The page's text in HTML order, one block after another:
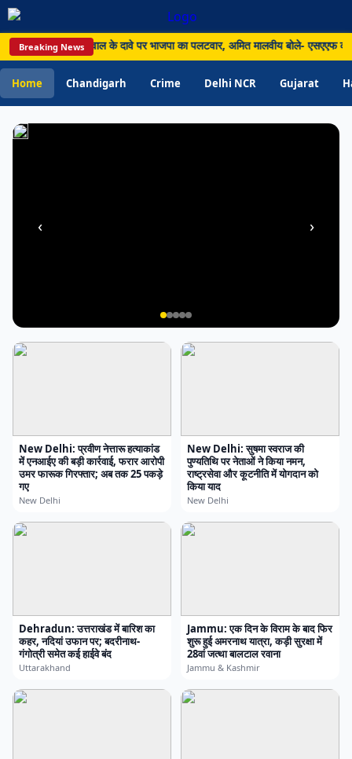
Breaking News
मिलाने के केजरीवाल के दावे पर भाजपा का पलटवार, अमित मालवीय बोले- एसएएफ को
Home Chandigarh Crime Delhi NCR Gujarat
‹ ›
लेकर
फैलाई
जा
रही
गलतफहमी
New Delhi: प्रवीण नेत्तारू हत्याकांड
में एनआईए की बड़ी कार्रवाई, फरार आरोपी
उमर फारूक गिरफ्तार; अब तक 25 पकड़े
गए
New Delhi
New Delhi: सुषमा स्वराज की
पुण्यतिथि पर नेताओं ने किया नमन,
राष्ट्रसेवा और कूटनीति में योगदान को
किया याद
New Delhi
Dehradun: उत्तराखंड में बारिश का
कहर, नदियां उफान पर; बदरीनाथ-
गंगोत्री समेत कई हाईवे बंद
Uttarakhand
Jammu: एक दिन के विराम के बाद फिर
शुरू हुई अमरनाथ यात्रा, कड़ी सुरक्षा में
28वां जत्था बालटाल रवाना
Jammu & Kashmir